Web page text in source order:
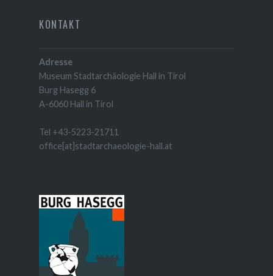
KONTAKT
Adresse
Museum Stadtarchäologie Hall in Tirol
Burg Hasegg 6
A-6060 Hall in Tirol
Tel +43-5223-21711
office[at]stadtarchaeologie-hall.at